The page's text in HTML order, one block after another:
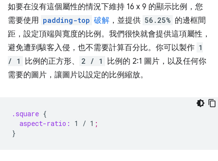
如要在沒有這個屬性的情況下維持 16 x 9 的顯示比例，您
需要使用 padding-top 破解 ，並提供 56.25% 的邊框間
距，設定頂端與寬度的比例。我們很快就會提供這項屬性，
避免遭到駭客入侵，也不需要計算百分比。你可以製作 1
/ 1
比例的正方形、 2 / 1
比例的 2:1 圖片，以及任何你
需要的圖片，讓圖片以設定的比例縮放。
.square {
aspect-ratio:
1 / 1 ;
}